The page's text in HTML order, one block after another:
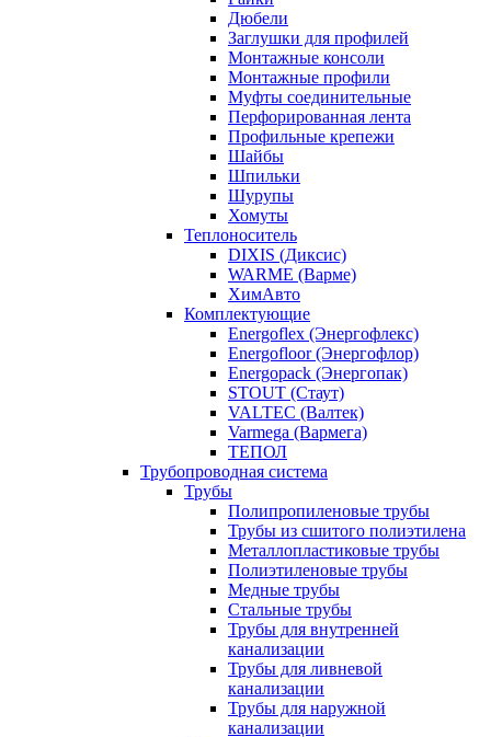
Дюбели
Заглушки для профилей
Монтажные консоли
Монтажные профили
Муфты соединительные
Перфорированная лента
Профильные крепежи
Шайбы
Шпильки
Шурупы
Хомуты
Теплоноситель
DIXIS (Диксис)
WARME (Варме)
ХимАвто
Комплектующие
Energoflex (Энергофлекс)
Energofloor (Энергофлор)
Energopack (Энергопак)
STOUT (Стаут)
VALTEC (Валтек)
Varmega (Вармега)
ТЕПОЛ
Трубопроводная система
Трубы
Полипропиленовые трубы
Трубы из сшитого полиэтилена
Металлопластиковые трубы
Полиэтиленовые трубы
Медные трубы
Стальные трубы
Трубы для внутренней
канализации
Трубы для ливневой
канализации
Трубы для наружной
канализации